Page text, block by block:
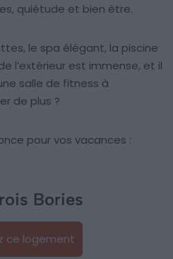
quiétude et bien être.
le spa élégant, la piscine
l’extérieur est immense, et il
salle de fitness à
de plus ?
pour vos vacances :
Bories
ce logement